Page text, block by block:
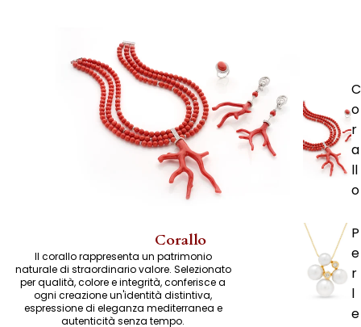
C
o
r
a
ll
o
P
e
r
l
e
Corallo
Il corallo rappresenta un patrimonio
naturale di straordinario valore. Selezionato
per qualità, colore e integrità, conferisce a
ogni creazione un'identità distintiva,
espressione di eleganza mediterranea e
autenticità senza tempo.